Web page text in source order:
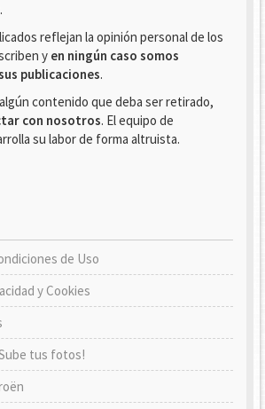
.
reflejan la opinión personal de los
y en ningún caso somos
publicaciones.
contenido que deba ser retirado,
con nosotros. El equipo de
su labor de forma altruista.
de Uso
y Cookies
tus fotos!